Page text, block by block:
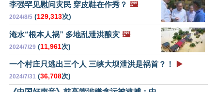
李强罕见慰问灾民 穿皮鞋在作秀？ 🖼️
2024/8/5 (129,313次)
淹水“根本人祸” 多地乱泄洪酿灾 🖼️
2024/7/29 (11,961次)
一个村庄只逃出三个人 三峡大坝泄洪是祸首？！ ▶️
2024/7/31 (36,708次)